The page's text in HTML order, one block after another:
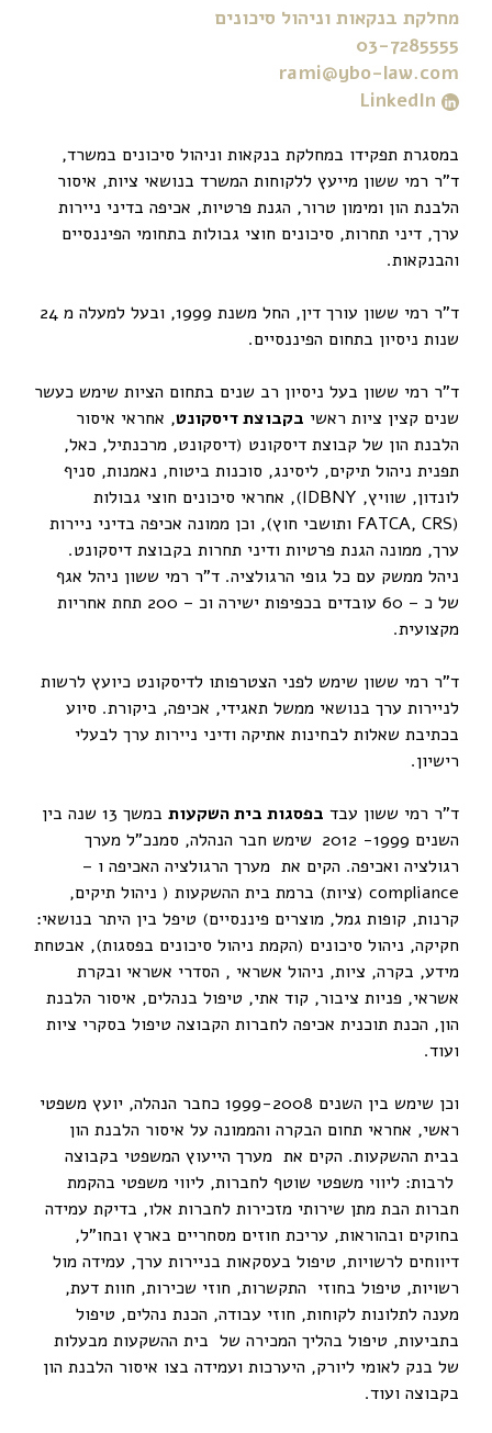
מחלקת בנקאות וניהול סיכונים
03-7285555
rami@ybo-law.com
במסגרת תפקידו במחלקת בנקאות וניהול סיכונים במשרד,
ד"ר רמי ששון מייעץ ללקוחות המשרד בנושאי ציות, איסור
הלבנת הון ומימון טרור, הגנת פרטיות, אכיפה בדיני ניירות
ערך, דיני תחרות, סיכונים חוצי גבולות בתחומי הפיננסיים
והבנקאות.
ד"ר רמי ששון עורך דין, החל משנת 1999, ובעל למעלה מ 24
שנות ניסיון בתחום הפיננסיים.
ד"ר רמי ששון בעל ניסיון רב שנים בתחום הציות שימש כעשר
שנים קצין ציות ראשי בקבוצת דיסקונט, אחראי איסור
הלבנת הון של קבוצת דיסקונט (דיסקונט, מרכנתיל, כאל,
תפנית ניהול תיקים, ליסינג, סוכנות ביטוח, נאמנות, סניף
לונדון, שוויץ, IDBNY), אחראי סיכונים חוצי גבולות
(FATCA, CRS ותושבי חוץ), וכן ממונה אכיפה בדיני ניירות
ערך, ממונה הגנת פרטיות ודיני תחרות בקבוצת דיסקונט.
ניהל ממשק עם כל גופי הרגולציה. ד"ר רמי ששון ניהל אגף
של כ – 60 עובדים בכפיפות ישירה וכ – 200 תחת אחריות
מקצועית.
ד"ר רמי ששון שימש לפני הצטרפותו לדיסקונט כיועץ לרשות
לניירות ערך בנושאי ממשל תאגידי, אכיפה, ביקורת. סיוע
בכתיבת שאלות לבחינות אתיקה ודיני ניירות ערך לבעלי
רישיון.
ד"ר רמי ששון עבד בפסגות בית השקעות
במשך 13 שנה בין
השנים 1999- 2012
שימש חבר הנהלה, סמנכ"ל מערך
רגולציה ואכיפה. הקים את מערך הרגולציה האכיפה ו –
compliance (ציות) ברמת בית ההשקעות ( ניהול תיקים,
קרנות, קופות גמל, מוצרים פיננסיים) טיפל בין היתר בנושאי:
חקיקה, ניהול סיכונים (הקמת ניהול סיכונים בפסגות), אבטחת
מידע, בקרה, ציות, ניהול אשראי , הסדרי אשראי ובקרת
אשראי, פניות ציבור, קוד אתי, טיפול בנהלים, איסור הלבנת
הון, הכנת תוכנית אכיפה לחברות הקבוצה טיפול בסקרי ציות
ועוד.
וכן שימש בין השנים 1999-2008 כחבר הנהלה, יועץ משפטי
ראשי, אחראי תחום הבקרה והממונה על איסור הלבנת הון
בבית ההשקעות. הקים את מערך הייעוץ המשפטי בקבוצה
לרבות: ליווי משפטי שוטף לחברות, ליווי משפטי בהקמת
חברות הבת מתן שירותי מזכירות לחברות אלו, בדיקת עמידה
בחוקים ובהוראות, עריכת חוזים מסחריים בארץ ובחו"ל,
דיווחים לרשויות, טיפול בעסקאות בניירות ערך, עמידה מול
רשויות, טיפול בחוזי התקשרות, חוזי שכירות, חוות דעת,
מענה לתלונות לקוחות, חוזי עבודה, הכנת נהלים, טיפול
בתביעות, טיפול בהליך המכירה של בית ההשקעות מבעלות
של בנק לאומי ליורק, היערכות ועמידה בצו איסור הלבנת הון
בקבוצה ועוד.